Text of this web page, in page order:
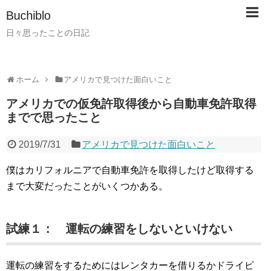
Buchiblo
日々思ったことの日記
ホーム アメリカで見つけた面白いこと
アメリカでの仮免許取得後から自動車免許取得
までで思ったこと
2019/7/31 アメリカで見つけた面白いこと
僕はカリフォルニアで自動車免許を取得したけど取得する
まで大変だったことがいくつかある。
試練１： 運転の練習をしないといけない
運転の練習をするためにはレンタカーを借りるかドライビ